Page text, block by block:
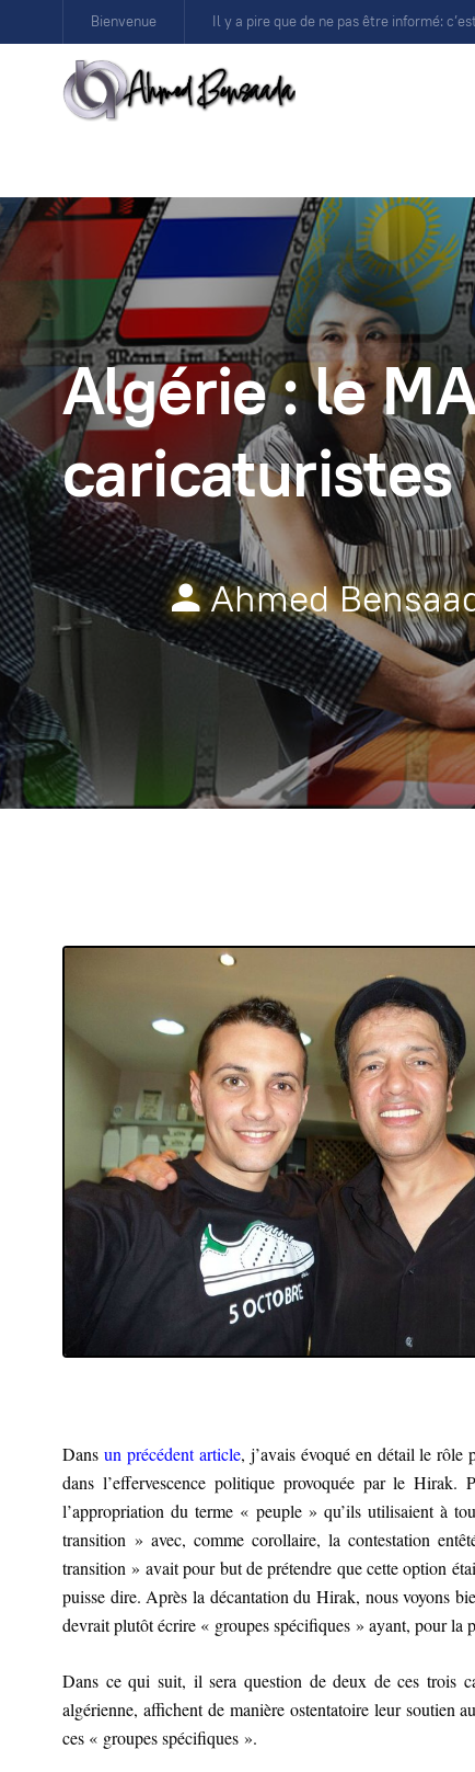
Bienvenue Il y a pire que de ne pas être informé:
Algérie : le
caricaturistes
Ahmed
Dans un précédent article, j’avais évoqué en détail le rôle
dans l’effervescence politique provoquée par le
l’appropriation du terme « peuple » qu’ils utilisaient à
transition » avec, comme corollaire, la contestation
transition » avait pour but de prétendre que cette option
puisse dire. Après la décantation du Hirak, nous voyons
devrait plutôt écrire « groupes spécifiques » ayant, pour la
Dans ce qui suit, il sera question de deux de ces trois
algérienne, affichent de manière ostentatoire leur
ces « groupes spécifiques ».